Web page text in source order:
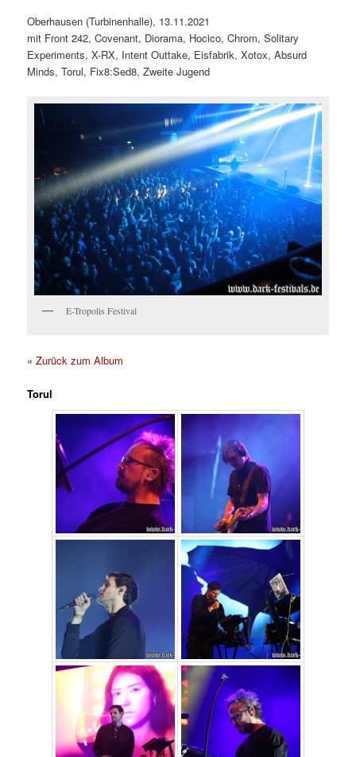
Oberhausen (Turbinenhalle), 13.11.2021
mit Front 242, Covenant, Diorama, Hocico, Chrom, Solitary
Experiments, X-RX, Intent Outtake, Eisfabrik, Xotox, Absurd
Minds, Torul, Fix8:Sed8, Zweite Jugend
E-Tropolis Festival
« Zurück zum Album
Torul